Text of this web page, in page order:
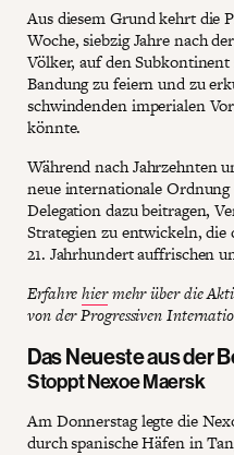
Aus diesem Grund kehrt die
Woche, siebzig Jahre nach
Völker, auf den
Bandung zu feiern und zu
schwindenden imperialen
könnte.
Während nach Jahrzehnten
neue internationale
Delegation dazu beitragen,
Strategien zu entwickeln, die
21. Jahrhundert auffrischen
Erfahrehiermehr über die
von der Progressiven
Das Neueste aus der
Stoppt Nexoe Maersk
Am Donnerstag legte die
durch spanische Häfen in